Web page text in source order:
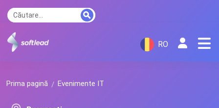
RO
Prima pagină Evenimente IT